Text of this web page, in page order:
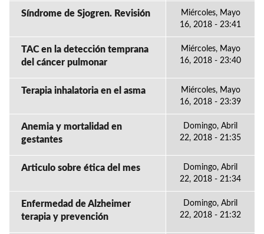
Síndrome de Sjogren. Revisión
Miércoles, Mayo
16, 2018 - 23:41
TAC en la detección temprana
del cáncer pulmonar
Miércoles, Mayo
16, 2018 - 23:40
Terapia inhalatoria en el asma
Miércoles, Mayo
16, 2018 - 23:39
Anemia y mortalidad en
gestantes
Domingo, Abril
22, 2018 - 21:35
Articulo sobre ética del mes
Domingo, Abril
22, 2018 - 21:34
Enfermedad de Alzheimer
terapia y prevención
Domingo, Abril
22, 2018 - 21:32